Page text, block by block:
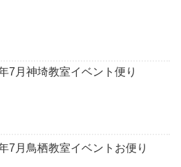
7月神埼教室イベント便り
7月鳥栖教室イベントお便り